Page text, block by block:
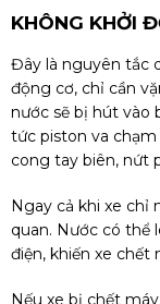
KHÔNG KHỞI
Đây là nguyên tắc
động cơ, chỉ cần
nước sẽ bị hút vào
tức piston va
cong tay biên, nứt
Ngay cả khi xe chỉ
quan. Nước có thể
điện, khiến xe chết
Nếu xe bị chết